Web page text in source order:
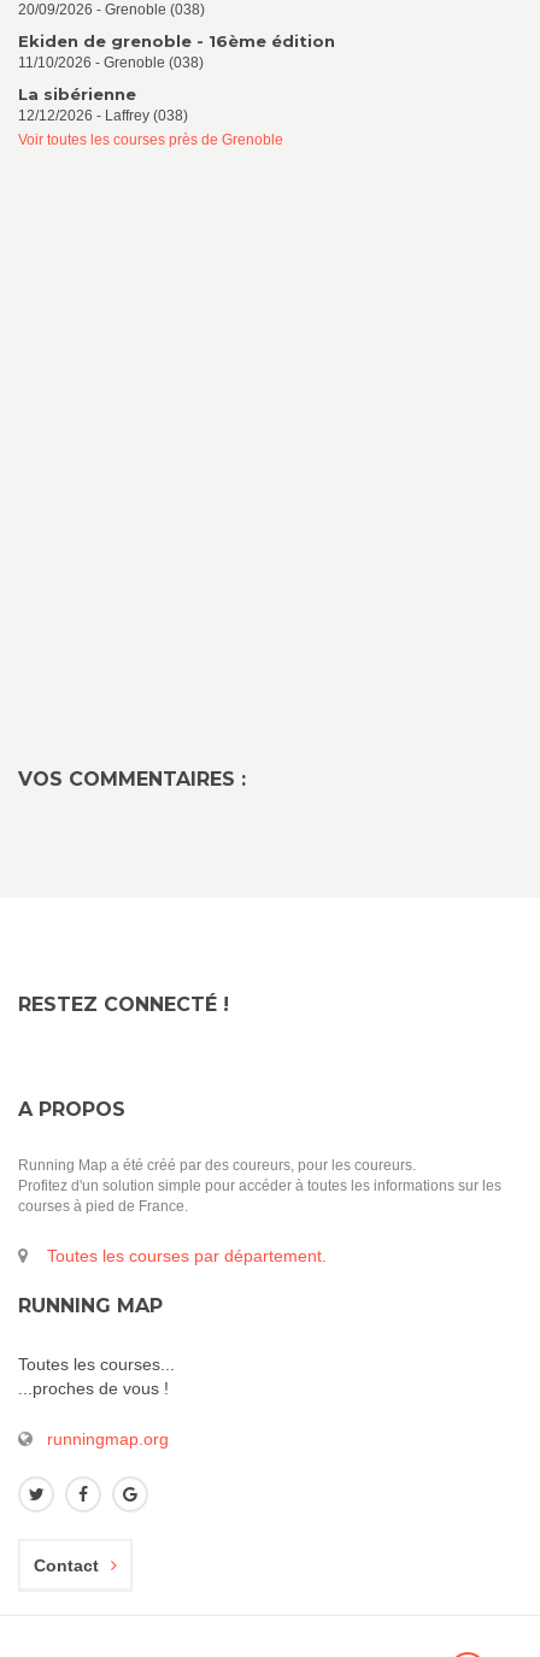
20/09/2026 - Grenoble (038)
Ekiden de grenoble - 16ème édition
11/10/2026 - Grenoble (038)
La sibérienne
12/12/2026 - Laffrey (038)
Voir toutes les courses près de Grenoble
VOS COMMENTAIRES :
RESTEZ CONNECTÉ !
A PROPOS
Running Map a été créé par des coureurs, pour les coureurs.
Profitez d'un solution simple pour accéder à toutes les informations sur les
courses à pied de France.
Toutes les courses par département.
RUNNING MAP
Toutes les courses...
...proches de vous !
runningmap.org
Contact